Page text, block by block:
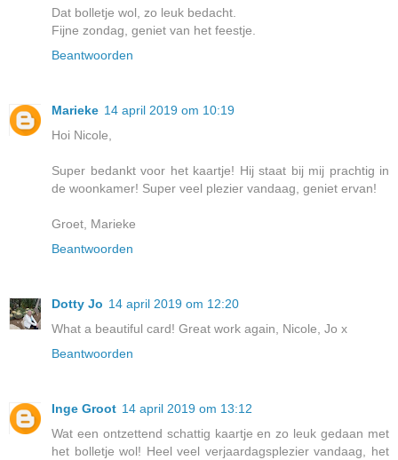
Dat bolletje wol, zo leuk bedacht.
Fijne zondag, geniet van het feestje.
Beantwoorden
Marieke 14 april 2019 om 10:19
Hoi Nicole,
Super bedankt voor het kaartje! Hij staat bij mij prachtig in
de woonkamer! Super veel plezier vandaag, geniet ervan!
Groet, Marieke
Beantwoorden
Dotty Jo 14 april 2019 om 12:20
What a beautiful card! Great work again, Nicole, Jo x
Beantwoorden
Inge Groot 14 april 2019 om 13:12
Wat een ontzettend schattig kaartje en zo leuk gedaan met
het bolletje wol! Heel veel verjaardagsplezier vandaag, het